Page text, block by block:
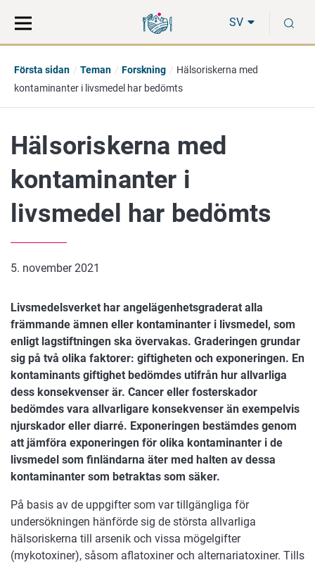
direkt
till
på
hela
SV
Första sidan Teman Forskning
Hälsoriskerna med
kontaminanter i livsmedel har bedömts
Hälsoriskerna med
kontaminanter i
livsmedel har bedömts
5. november 2021
Livsmedelsverket har angelägenhetsgraderat alla
främmande ämnen eller kontaminanter i livsmedel, som
enligt lagstiftningen ska övervakas. Graderingen grundar
sig på två olika faktorer: giftigheten och exponeringen. En
kontaminants giftighet bedömdes utifrån hur allvarliga
dess konsekvenser är. Cancer eller fosterskador
bedömdes vara allvarligare konsekvenser än exempelvis
njurskador eller diarré. Exponeringen bestämdes genom
att jämföra exponeringen för olika kontaminanter i de
livsmedel som finländarna äter med halten av dessa
kontaminanter som betraktas som säker.
På basis av de uppgifter som var tillgängliga för
undersökningen hänförde sig de största allvarliga
hälsoriskerna till arsenik och vissa mögelgifter
(mykotoxiner), såsom aflatoxiner och alternariatoxiner. Tills